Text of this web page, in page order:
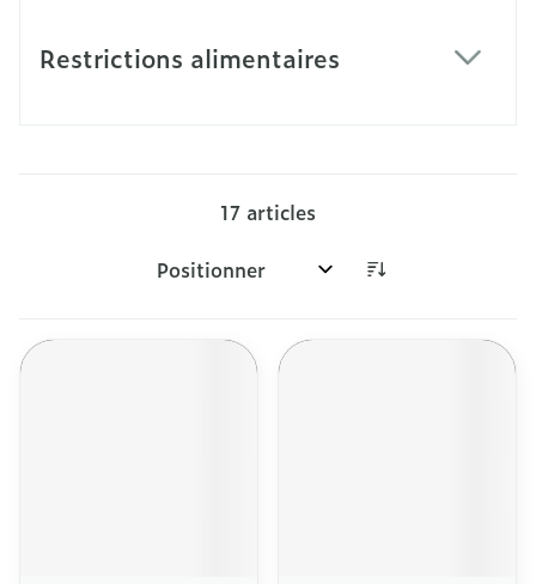
Restrictions alimentaires
17 articles
Trier par: